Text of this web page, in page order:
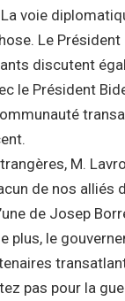
voie
Le
discutent
le Président
M.
de nos alliés
de Josep
plus, le
pas pour la